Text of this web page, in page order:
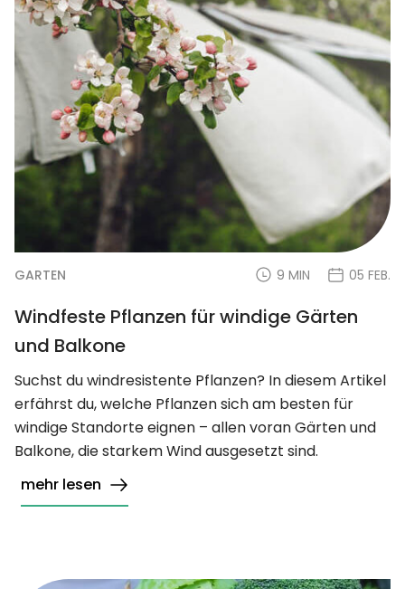
GARTEN 9 MIN 05 FEB.
Windfeste Pflanzen für windige Gärten
und Balkone
Suchst du windresistente Pflanzen? In diesem Artikel
erfährst du, welche Pflanzen sich am besten für
windige Standorte eignen – allen voran Gärten und
Balkone, die starkem Wind ausgesetzt sind.
mehr lesen